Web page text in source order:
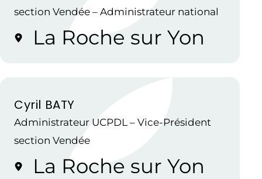
section Vendée – Administrateur national
La Roche sur Yon
Cyril BATY
Administrateur UCPDL – Vice-Président
section Vendée
La Roche sur Yon